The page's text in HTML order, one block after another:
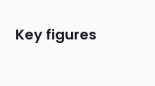
Key figures